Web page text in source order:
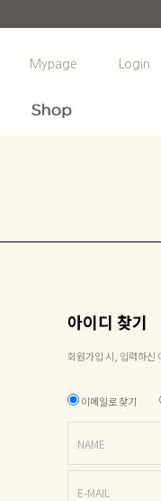
Mypage Login
아이디 찾기
회원가입 시, 입력하신
이메일로 찾기
NAME
E-MAIL